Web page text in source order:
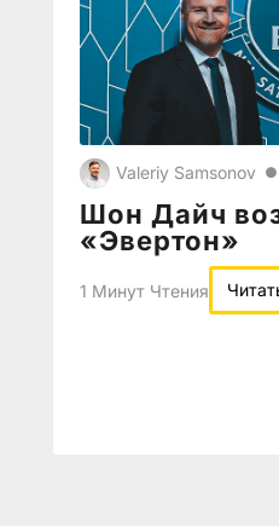
Valeriy Samsonov ●
Шон Дайч
«Эвертон»
1 Минут Чтения